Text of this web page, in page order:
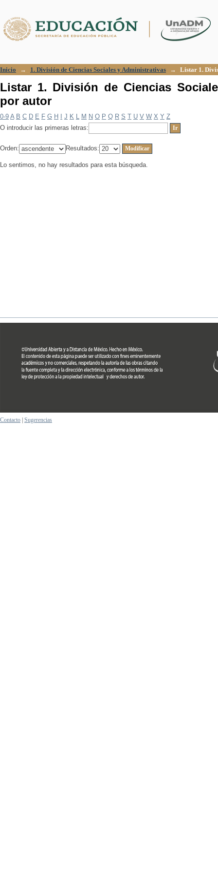
Inicio → 1. División de Ciencias Sociales y Administrativas → Listar 1.
Listar 1. División de Ciencias
por autor
0-9 A B C D E F G H J K L M N O P Q R S T U V W X Y Z
O introducir las primeras letras:
Orden: Resultados:
Lo sentimos, no hay resultados para esta búsqueda.
Contacto Sugerencias